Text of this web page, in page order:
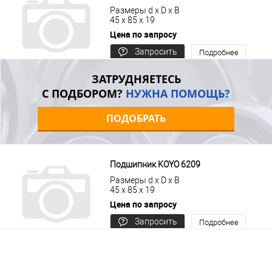
Размеры d x D x B
45 x 85 x 19
Цена по запросу
Запросить
Подробнее
ЗАТРУДНЯЕТЕСЬ
С ПОДБОРОМ? НУЖНА ПОМОЩЬ?
ПОДОБРАТЬ
Подшипник KOYO 6209
Размеры d x D x B
45 x 85 x 19
Цена по запросу
Запросить
Подробнее